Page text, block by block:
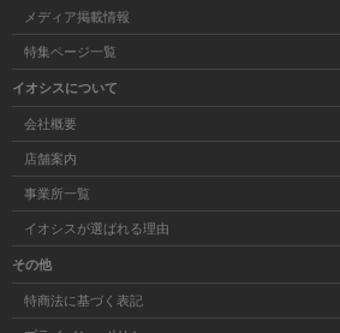
メディア掲載情報
特集ページ一覧
イオシスについて
会社概要
店舗案内
事業所一覧
イオシスが選ばれる理由
その他
特商法に基づく表記